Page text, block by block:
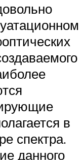
в
спектра.
данного